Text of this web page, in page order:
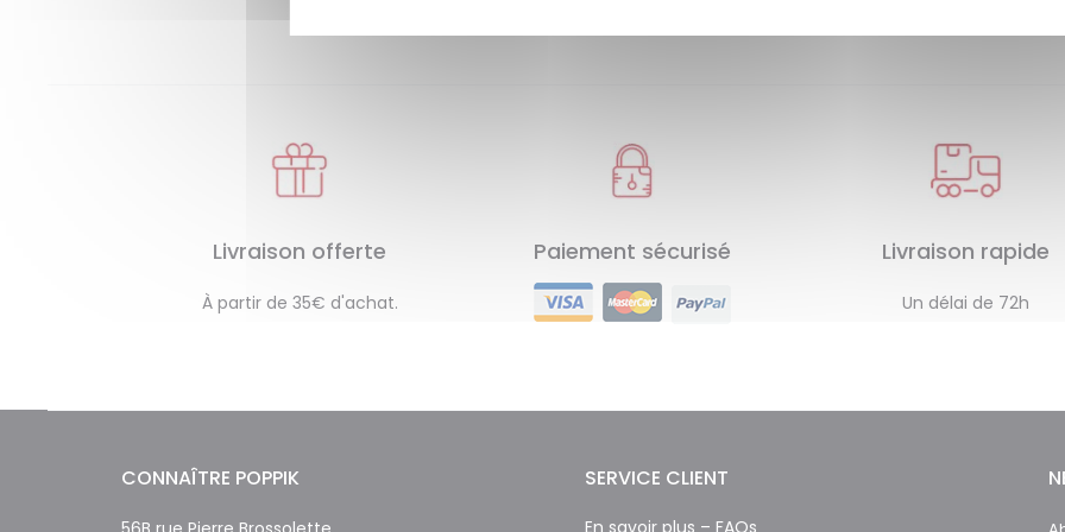
Livraison offerte
À partir de 35€ d'achat.
Paiement sécurisé Livraison rapide
Un délai de 72h
CONNAÎTRE POPPIK SERVICE CLIENT